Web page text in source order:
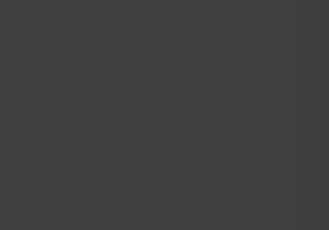
-uutteella, jotka voitelevat
1-2 min ja huuhtele.